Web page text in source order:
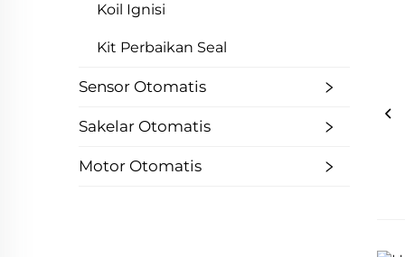
Koil Ignisi
Kit Perbaikan Seal
Sensor Otomatis
Sakelar Otomatis
Motor Otomatis